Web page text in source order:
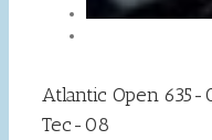
Atlantic Open 635-
Tec-08